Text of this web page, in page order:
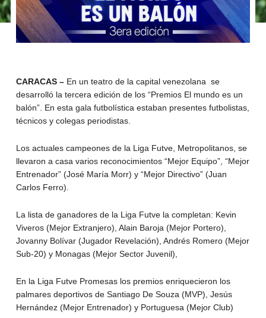
CARACAS – En un teatro de la capital venezolana se
desarrolló la tercera edición de los “Premios El mundo es un
balón”. En esta gala futbolística estaban presentes futbolistas,
técnicos y colegas periodistas.
Los actuales campeones de la Liga Futve, Metropolitanos, se
llevaron a casa varios reconocimientos “Mejor Equipo”, “Mejor
Entrenador” (José María Morr) y “Mejor Directivo” (Juan
Carlos Ferro).
La lista de ganadores de la Liga Futve la completan: Kevin
Viveros (Mejor Extranjero), Alain Baroja (Mejor Portero),
Jovanny Bolívar (Jugador Revelación), Andrés Romero (Mejor
Sub-20) y Monagas (Mejor Sector Juvenil),
En la Liga Futve Promesas los premios enriquecieron los
palmares deportivos de Santiago De Souza (MVP), Jesús
Hernández (Mejor Entrenador) y Portuguesa (Mejor Club)